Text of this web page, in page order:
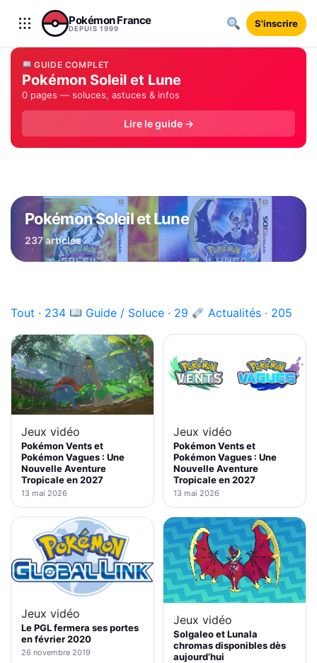
Aller au contenu
Pokémon France
DEPUIS 1999 S'inscrire
GUIDE COMPLET
Pokémon Soleil et Lune
0 pages — soluces, astuces & infos
Lire le guide →
Pokémon Soleil et Lune
237 articles
Tout · 234 Guide / Soluce · 29 Actualités · 205
Jeux vidéo
Pokémon Vents et
Pokémon Vagues : Une
Nouvelle Aventure
Tropicale en 2027
13 mai 2026
Jeux vidéo
Pokémon Vents et
Pokémon Vagues : Une
Nouvelle Aventure
Tropicale en 2027
13 mai 2026
Jeux vidéo
Le PGL fermera ses portes
en février 2020
26 novembre 2019
Jeux vidéo
Solgaleo et Lunala
chromas disponibles dès
aujourd’hui